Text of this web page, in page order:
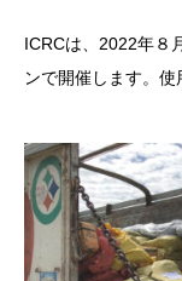
ICRCは、2022年８
ンで開催します。使